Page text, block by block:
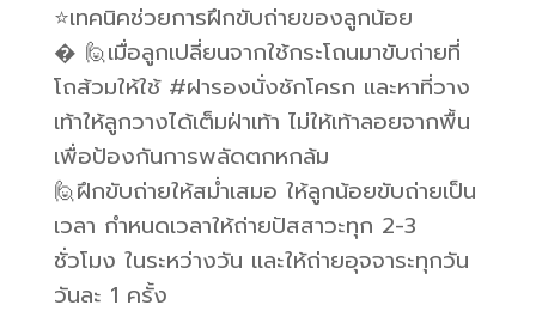
⭐️เทคนิคช่วยการฝึกขับถ่ายของลูกน้อย
� 🙋เมื่อลูกเปลี่ยนจากใช้กระโถนมาขับถ่ายที่
โถส้วมให้ใช้ #ฝารองนั่งชักโครก และหาที่วาง
เท้าให้ลูกวางได้เต็มฝ่าเท้า ไม่ให้เท้าลอยจากพื้น
เพื่อป้องกันการพลัดตกหกล้ม
🙋ฝึกขับถ่ายให้สม่ำเสมอ ให้ลูกน้อยขับถ่ายเป็น
เวลา กำหนดเวลาให้ถ่ายปัสสาวะทุก 2-3
ชั่วโมง ในระหว่างวัน และให้ถ่ายอุจจาระทุกวัน
วันละ 1 ครั้ง